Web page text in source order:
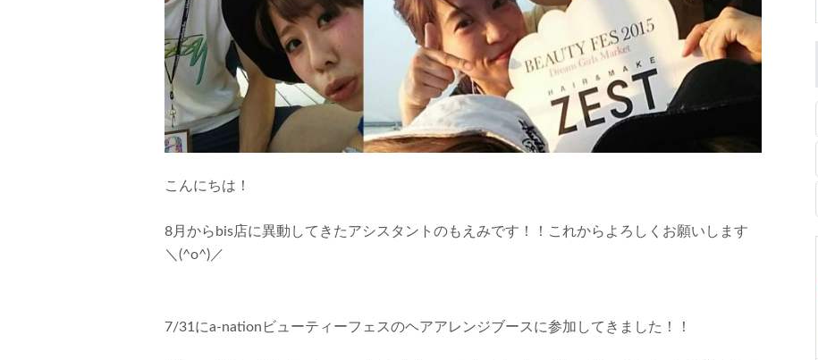
こんにちは！
8月からbis店に異動してきたアシスタントのもえみです！！これからよろしくお願いします
＼(^o^)／
7/31にa-nationビューティーフェスのヘアアレンジブースに参加してきました！！